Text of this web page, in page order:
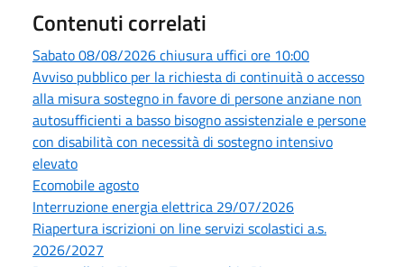
Contenuti correlati
Sabato 08/08/2026 chiusura uffici ore 10:00
Avviso pubblico per la richiesta di continuità o accesso
alla misura sostegno in favore di persone anziane non
autosufficienti a basso bisogno assistenziale e persone
con disabilità con necessità di sostegno intensivo
elevato
Ecomobile agosto
Interruzione energia elettrica 29/07/2026
Riapertura iscrizioni on line servizi scolastici a.s.
2026/2027